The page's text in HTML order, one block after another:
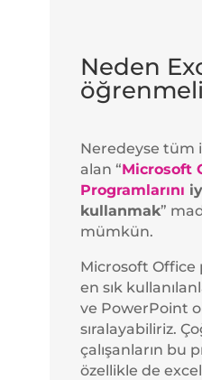
Neden
Neredeyse tüm
alan “Microsoft
Programlarını
kullanmak”
mümkün.
Microsoft Office
en sık
ve PowerPoint
sıralayabiliriz.
çalışanların bu
özellikle de